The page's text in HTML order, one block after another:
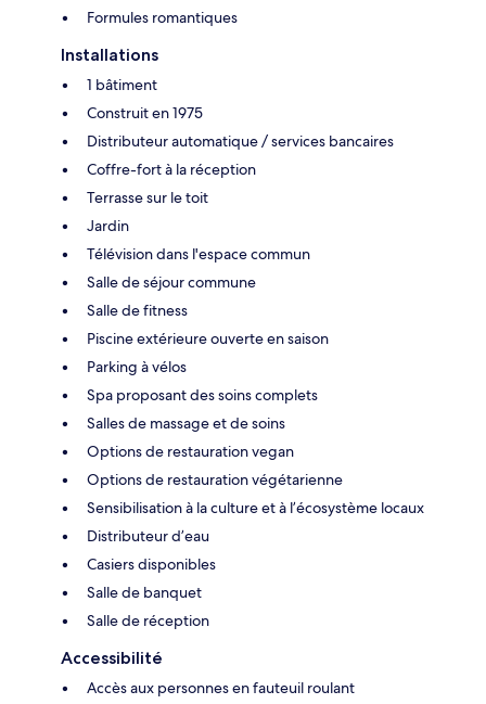
Formules romantiques
Installations
1 bâtiment
Construit en 1975
Distributeur automatique / services bancaires
Coffre-fort à la réception
Terrasse sur le toit
Jardin
Télévision dans l'espace commun
Salle de séjour commune
Salle de fitness
Piscine extérieure ouverte en saison
Parking à vélos
Spa proposant des soins complets
Salles de massage et de soins
Options de restauration vegan
Options de restauration végétarienne
Sensibilisation à la culture et à l’écosystème locaux
Distributeur d’eau
Casiers disponibles
Salle de banquet
Salle de réception
Accessibilité
Accès aux personnes en fauteuil roulant